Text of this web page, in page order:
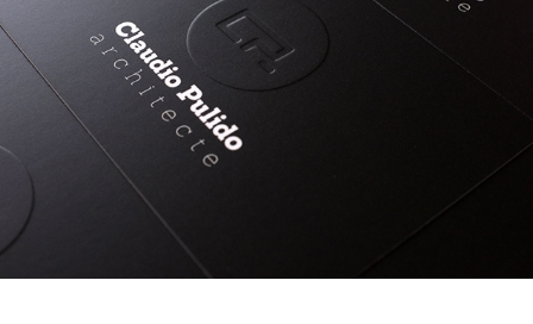
Pulido Architecture